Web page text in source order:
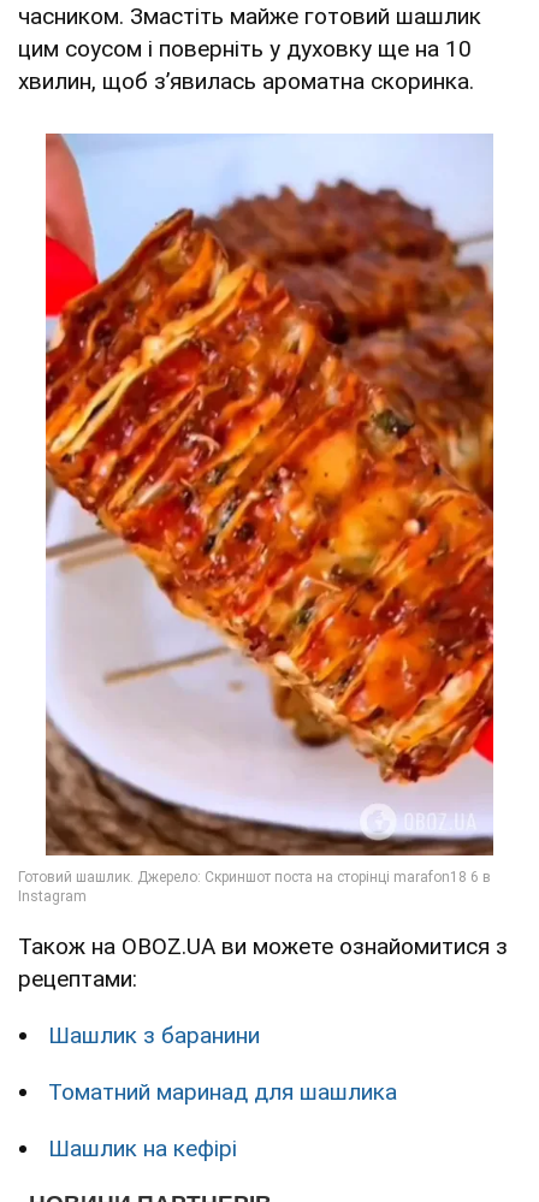
часником. Змастіть майже готовий шашлик
цим соусом і поверніть у духовку ще на 10
хвилин, щоб з’явилась ароматна скоринка.
Також на OBOZ.UA ви можете ознайомитися з
рецептами:
Шашлик з баранини
Томатний маринад для шашлика
Шашлик на кефірі